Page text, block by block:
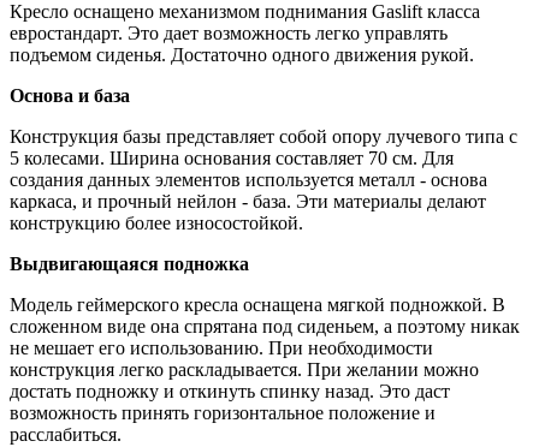
Кресло оснащено механизмом поднимания Gaslift класса
евростандарт. Это дает возможность легко управлять
подъемом сиденья. Достаточно одного движения рукой.
Основа и база
Конструкция базы представляет собой опору лучевого типа с
5 колесами. Ширина основания составляет 70 см. Для
создания данных элементов используется металл - основа
каркаса, и прочный нейлон - база. Эти материалы делают
конструкцию более износостойкой.
Выдвигающаяся подножка
Модель геймерского кресла оснащена мягкой подножкой. В
сложенном виде она спрятана под сиденьем, а поэтому никак
не мешает его использованию. При необходимости
конструкция легко раскладывается. При желании можно
достать подножку и откинуть спинку назад. Это даст
возможность принять горизонтальное положение и
расслабиться.